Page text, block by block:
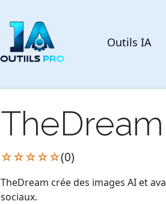
Outils IA
TheDream
☆☆☆☆☆(0)
TheDream crée des images AI et
sociaux.